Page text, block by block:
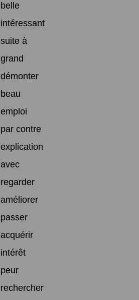
belle
intéressant
suite à
grand
démonter
beau
emploi
par contre
explication
avec
regarder
améliorer
passer
acquérir
intérêt
peur
rechercher